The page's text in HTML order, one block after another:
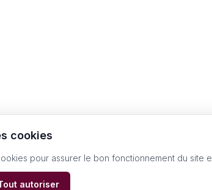
cookies
pour assurer le bon fonctionnement du site
autoriser